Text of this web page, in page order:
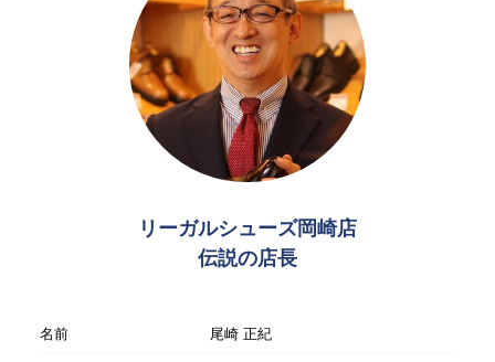
リーガルシューズ岡崎店
伝説の店長
名前
尾崎 正紀